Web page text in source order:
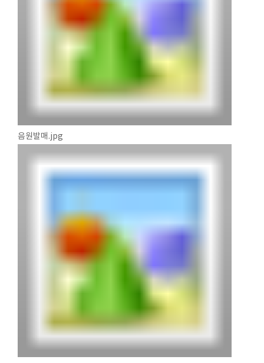
음원발매.jpg